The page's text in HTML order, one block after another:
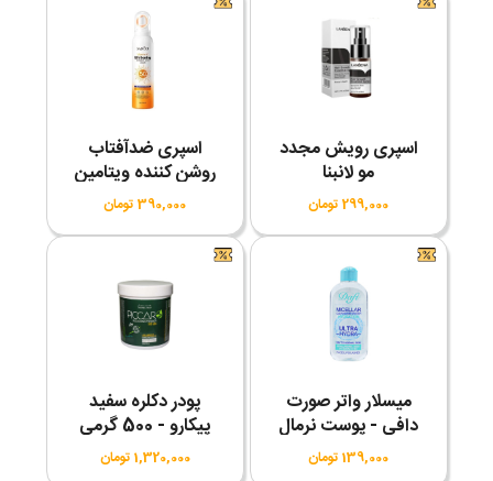
اسپری رویش مجدد
مو لانبنا
299,000 تومان
اسپری ضدآفتاب
روشن کننده ویتامین
390,000 تومان
میسلار واتر صورت
دافی - پوست نرمال
139,000 تومان
پودر دکلره سفید
پیکارو - 500 گرمی
1,320,000 تومان